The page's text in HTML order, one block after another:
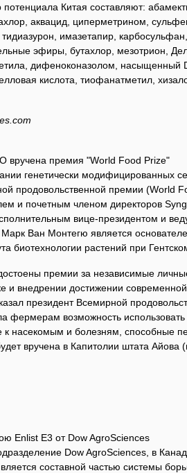
потенциала Китая составляют:
аквацид, циперметрином,
имазетапир,
эфиры, бутахлор, мезотрион,
дифеноконазолом, насыщенный
кислота, тиофанатметил,
вручена премия "World Food Prize"
генетически модифицированных
продовольственной премии (World
и почетным членом директоров
вице-президентом и
Ван Монтегю является
биотехнологии растений при
премии за независимые
и внедрении достижении
президент Всемирной
фермерам возможность
к насекомым и болезням, способные
вручена в Капитолии штата Айова
Enlist E3 от Dow AgroSciences
Dow AgroSciences, в
составной частью системы